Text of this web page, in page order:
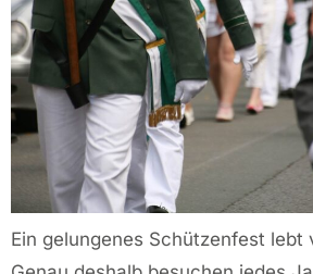
Ein gelungenes Schützenfest lebt